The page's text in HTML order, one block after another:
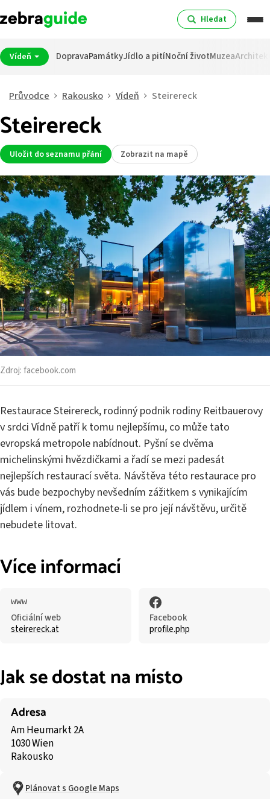
Hledat
Vídeň DopravaPamátkyJídlo a pitíNoční životMuzea
Průvodce Rakousko Vídeň Steirereck
Steirereck
Uložit do seznamu přání Zobrazit na mapě
Zdroj:facebook.com
Restaurace Steirereck, rodinný podnik rodiny Reitbauerovy
v srdci Vídně patří k tomu nejlepšímu, co může tato
evropská metropole nabídnout. Pyšní se dvěma
michelinskými hvězdičkami a řadí se mezi padesát
nejlepších restaurací světa. Návštěva této restaurace pro
vás bude bezpochyby nevšedním zážitkem s vynikajícím
jídlem i vínem, rozhodnete-li se pro její návštěvu, určitě
nebudete litovat.
Více informací
Oficiální web
steirereck.at
Facebook
profile.php
Jak se dostat na místo
Adresa
Am Heumarkt 2A
1030 Wien
Rakousko
Plánovat s Google Maps